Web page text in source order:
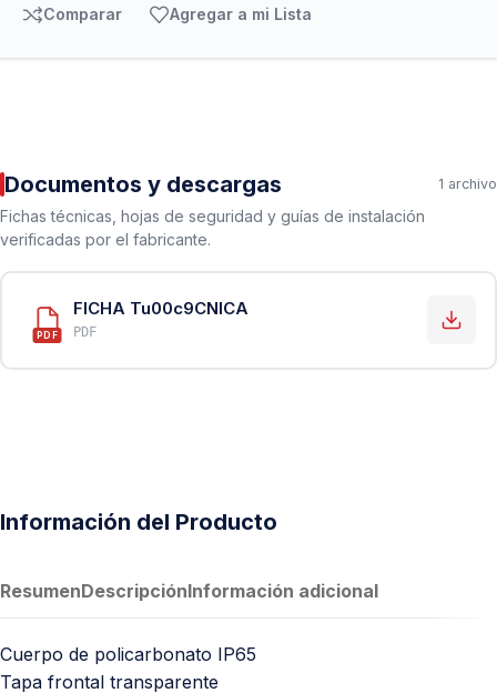
Comparar Agregar a mi Lista
Documentos y descargas 1 archivo
Fichas técnicas, hojas de seguridad y guías de instalación
verificadas por el fabricante.
PDF
FICHA Tu00c9CNICA
PDF
Información del Producto
ResumenDescripciónInformación adicional
Cuerpo de policarbonato IP65
Tapa frontal transparente